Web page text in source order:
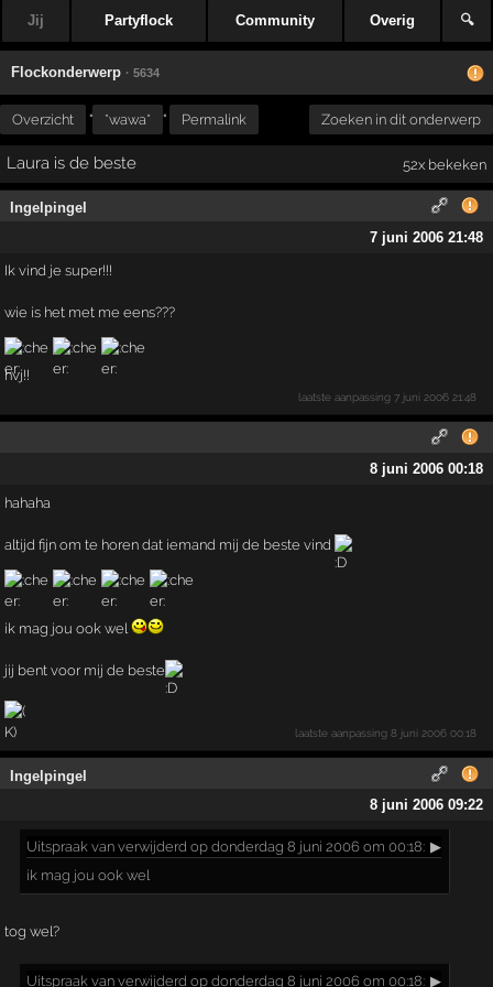
Jij Partyflock Community Overig 🔍
Flockonderwerp · 5634
Overzicht " *wawa* " Permalink Zoeken in dit onderwerp
Laura is de beste 52x bekeken
Ingelpingel
7 juni 2006 21:48
Ik vind je super!!!
wie is het met me eens???
hvj!!
laatste aanpassing7 juni 2006 21:48
8 juni 2006 00:18
hahaha
altijd fijn om te horen dat iemand mij de beste vind
ik mag jou ook wel
jij bent voor mij de beste
laatste aanpassing8 juni 2006 00:18
Ingelpingel
8 juni 2006 09:22
Uitspraak van verwijderd op donderdag 8 juni 2006 om 00:18: ▶
ik mag jou ook wel
tog wel?
Uitspraak van verwijderd op donderdag 8 juni 2006 om 00:18: ▶